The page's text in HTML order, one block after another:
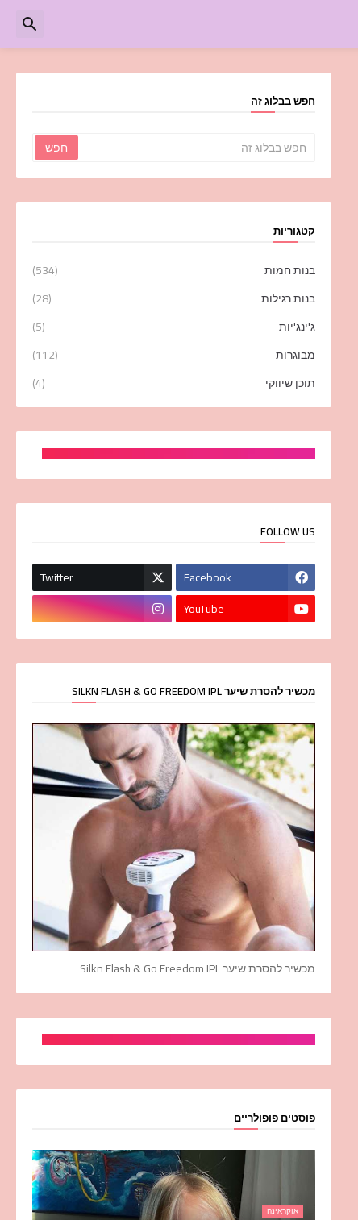
חפש בבלוג זה
קטגוריות
בנות חמות
(534)
בנות רגילות
(28)
ג'ינג'יות
(5)
מבוגרות
(112)
תוכן שיווקי
(4)
FOLLOW US
Facebook
Twitter
YouTube
מכשיר להסרת שיער SILKN FLASH & GO FREEDOM IPL
מכשיר להסרת שיער Silkn Flash & Go Freedom IPL
פוסטים פופולריים
אוקראינה